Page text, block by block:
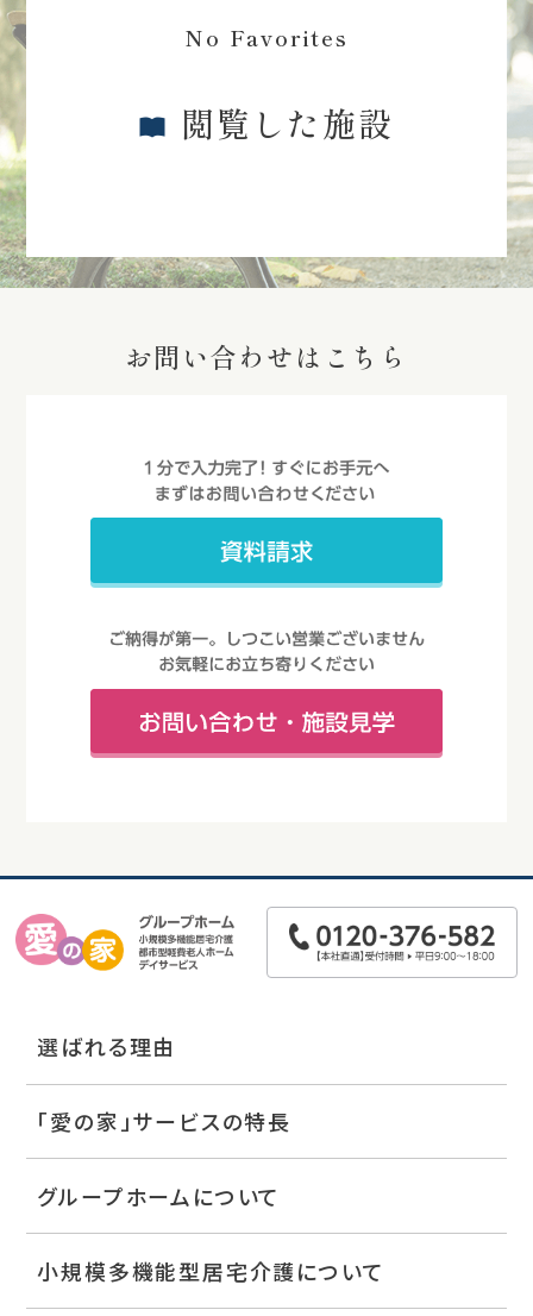
No Favorites
閲覧した施設
お問い合わせはこちら
選ばれる理由
「愛の家」サービスの特長
グループホームについて
小規模多機能型居宅介護について